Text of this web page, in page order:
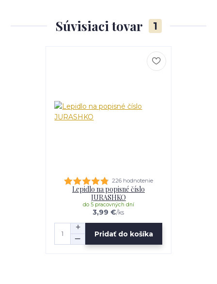
Súvisiaci tovar 1
226 hodnotenie
Lepidlo na popisné číslo
JURASHKO
3,99 €/ks
do 5 pracovných dní
Pridať do košíka